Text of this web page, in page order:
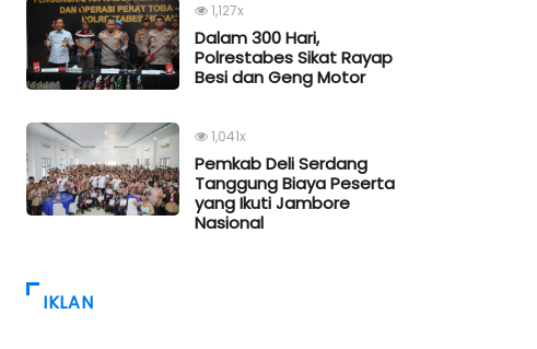
1,127x
Dalam 300 Hari,
Polrestabes Sikat Rayap
Besi dan Geng Motor
1,041x
Pemkab Deli Serdang
Tanggung Biaya Peserta
yang Ikuti Jambore
Nasional
IKLAN